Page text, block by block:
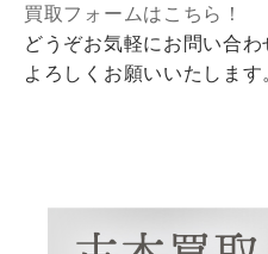
買取フォームはこちら！
どうぞお気軽にお問い合わ
よろしくお願いいたします